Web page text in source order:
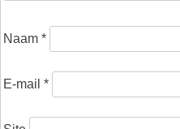
Naam *
E-mail *